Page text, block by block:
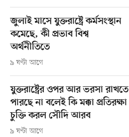
জুলাই মাসে যুক্তরাষ্ট্রে কর্মসংস্থান
কমেছে, কী প্রভাব বিশ্ব
অর্থনীতিতে
৯ ঘণ্টা আগে
যুক্তরাষ্ট্রের ওপর আর ভরসা রাখতে
পারছে না বলেই কি মক্কা প্রতিরক্ষা
চুক্তি করল সৌদি আরব
৯ ঘণ্টা আগে